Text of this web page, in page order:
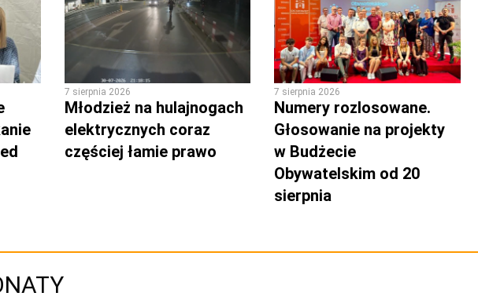
7 sierpnia 2026
Młodzież na hulajnogach
elektrycznych coraz
częściej łamie prawo
7 sierpnia 2026
Numery rozlosowane.
Głosowanie na projekty
w Budżecie
Obywatelskim od 20
sierpnia